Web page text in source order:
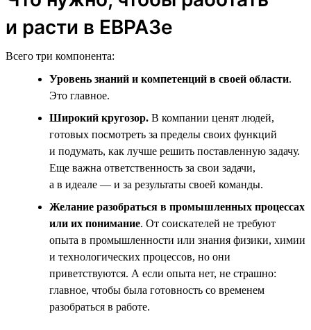
и расти в ЕВРАЗе
Всего три компонента:
Уровень знаний и компетенций в своей области.
Это главное.
Широкий кругозор. В компании ценят людей,
готовых посмотреть за пределы своих функций
и подумать, как лучше решить поставленную задачу.
Еще важна ответственность за свои задачи,
а в идеале — и за результаты своей команды.
Желание разобраться в промышленных процессах
или их понимание. От соискателей не требуют
опыта в промышленности или знания физики, химии
и технологических процессов, но они
приветствуются. А если опыта нет, не страшно:
главное, чтобы была готовность со временем
разобраться в работе.